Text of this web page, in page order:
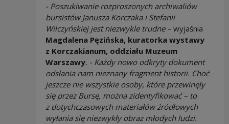
- Poszukiwanie rozproszonych archiwaliów
bursistów Janusza Korczaka i Stefanii
Wilczyńskiej jest niezwykle trudne– wyjaśnia
Magdalena Pęzińska, kuratorka wystawy
z Korczakianum, oddziału Muzeum
Warszawy. - Każdy nowo odkryty dokument
odsłania nam nieznany fragment historii. Choć
jeszcze nie wszystkie osoby, które przewinęły
się przez Bursę, można zidentyfikować – to
z dotychczasowych materiałów źródłowych
wyłania się niezwykły obraz młodych ludzi.